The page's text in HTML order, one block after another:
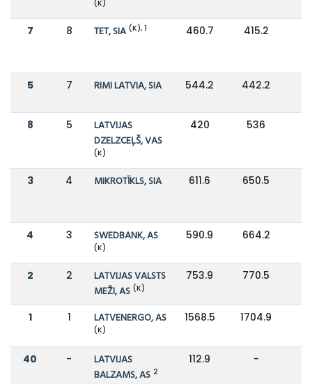
(K)
7 8 TET, SIA (K), 1 460.7 415.2
5 7 RIMI LATVIA, SIA 544.2 442.2
8 5
LATVIJAS
DZELZCEĻŠ, VAS
(K)
420 536
3 4 MIKROTĪKLS, SIA 611.6 650.5
4 3 SWEDBANK, AS
(K)
590.9 664.2
2 2
LATVIJAS VALSTS
MEŽI, AS (K)
753.9 770.5
1 1 LATVENERGO, AS
(K)
1568.5 1704.9
40 -
LATVIJAS
BALZAMS, AS 2
112.9 -